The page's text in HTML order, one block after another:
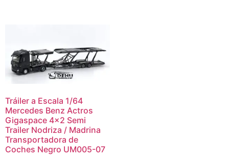
Tráiler a Escala 1/64
Mercedes Benz Actros
Gigaspace 4×2 Semi
Trailer Nodriza / Madrina
Transportadora de
Coches Negro UM005-07